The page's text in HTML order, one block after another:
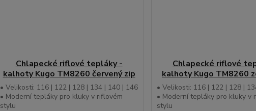
Chlapecké riflové tepláky -
kalhoty Kugo TM8260 červený zip
• Velikosti: 116 | 122 | 128 | 134 | 140 | 146
• Moderní tepláky pro kluky v riflovém
stylu
Chlapecké riflové
kalhoty Kugo TM8260
• Velikosti: 116 | 122 | 128 |
• Moderní tepláky pro kluky v
stylu